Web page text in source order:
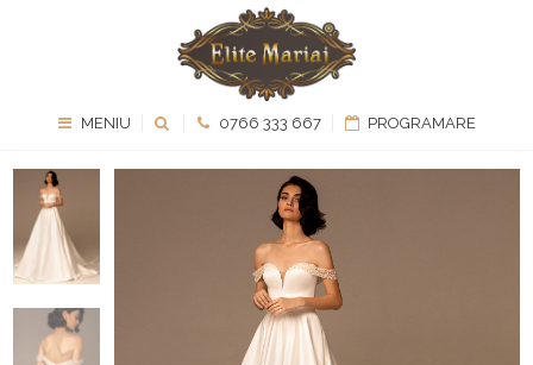
MENIU 0766 333 667 PROGRAMARE